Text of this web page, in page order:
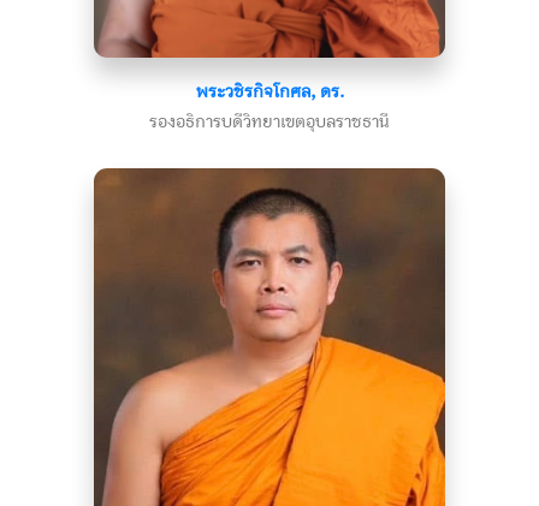
พระวชิรกิจโกศล, ดร.
รองอธิการบดีวิทยาเขตอุบลราชธานี